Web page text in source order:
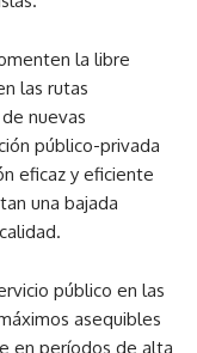
la libre
las rutas
nuevas
público-privada
eficaz y eficiente
una bajada
público en las
asequibles
en períodos de alta